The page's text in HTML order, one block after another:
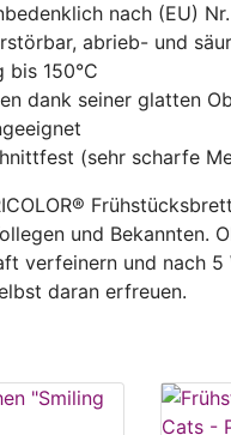
nach (EU)
abrieb- und
bis 150°C
dank seiner glatten
(sehr scharfe
und
verfeinern und nach
daran erfreuen.